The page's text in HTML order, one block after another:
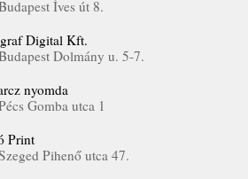
Íves út 8.
Digital Kft.
Dolmány u. 5-7.
nyomda
Gomba utca 1
Print
Pihenő utca 47.